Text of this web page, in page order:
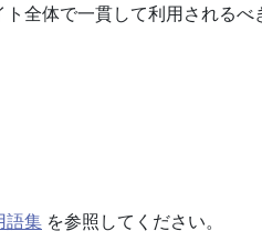
全体で一貫して利用されるべ
語集 を参照してください。